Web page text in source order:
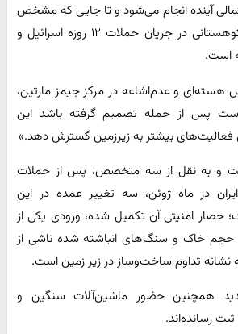
آینده انجام می‌شود و تا جایی که مشخص
است، این تاسیسات کوهستانی در جریان حملات ۱۲ روزه اسرائیل و
است.
هسته‌ای و عدم‌اشاعه در مرکز جیمز مارتین،
پس از حمله تصمیم گرفته باشد این
فعالیت‌های بیشتر به زیرزمین گسترش دهد.»
و به نقل از سه متخصص، پس از حملات
در ماه ژوئن، سه تغییر عمده در این
امنیتی آن تکمیل شده، ورودی یکی از
حجم خاک و سنگ‌های انباشته شده ناشی از
نشانه‌ تداوم ساخت‌وساز در زیر زمین است.
همچنین حضور ماشین‌آلات سنگین و
رسانده‌اند.